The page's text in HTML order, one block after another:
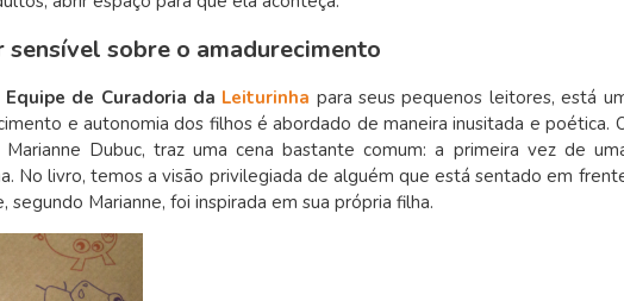
sensível sobre o amadurecimento
Equipe de Curadoria da Leiturinha para seus pequenos leitores, está
e autonomia dos filhos é abordado de maneira inusitada e poética.
Dubuc, traz uma cena bastante comum: a primeira vez de
No livro, temos a visão privilegiada de alguém que está sentado em
segundo Marianne, foi inspirada em sua própria filha.